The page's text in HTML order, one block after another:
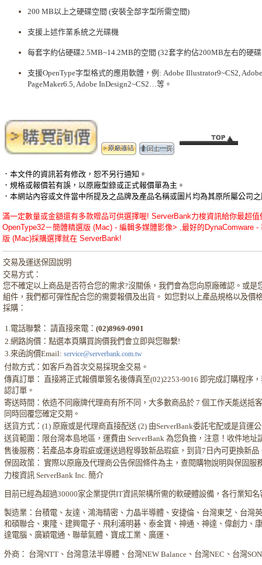
200 MB以上之硬碟空間 (安裝全部字型所需空間)
支援上述作業系統之光碟機
每套字約佔硬碟2.5MB~14.2MB的空間 (32套字約佔200MB左右的硬
支援OpenType字型格式的應用軟體，例: Adobe Illustrator9~CS2,
PageMaker6.5, Adobe InDesign2~CS2…等。
．本文件的資訊若有修改，恕不另行通知。
．規格或報價若有誤，以原廠型錄或正式報價單為主。
．本網站內容或文件當中所提及之品牌及產品名稱或圖片均為其原所屬公司
滿一定數量或金額還有多款贈品可供選擇喔! ServerBank力梭資訊給你最超
OpenType32－簡體精選版 (Mac) - 編輯多媒體影像> ,最好的DynaComware -
版 (Mac)採購選擇就在 ServerBank!
交易及運送保固說明
交易方式：
您不確定以上商品是否符合您的需求?沒關係，我們會為您向原廠確認。或是
組件，我們都可彈性配合您的需要報價及出貨。 如您對以上產品規格以及價
採購：
1.電話聯繫： 請直接來電：(02)8969-0901
2.網路詢價：點選本頁購買詢價我們會立即與您聯繫!
3.來函詢價Email: service@serverbank.com.tw
付款方式：如客戶為首次交易採現金交易。
傳真訂單： 直接將正式報價單簽名後傳真至(02)2253-9016 即完成訂購程序
認訂單。
寄送時間：依造不同廠牌代理商有所不同，大多數商品於 7 個工作天能送抵
同時回覆您確定交期。
送貨方式：(1) 原廠或是代理商直接配送 (2) 由ServerBank委託宅配或是貨運
送貨範圍：限台灣本島地區，運費由 ServerBank 為您負擔，注意！收件地址
售後服務：若產品本身瑕疵或運送過程導致新品瑕疵，到貨7日內可更換新品
保固政策： 實際以原廠及代理商公告保固條件為主，查閱購物說明與保固服
力梭資訊 ServerBank Inc. 簡介
目前已經為超過30000家企業提供IT資訊架構所需的軟硬體設備，各行業知名
製造業：台積電、友達、鴻海精密、力晶半導體、安捷倫、台灣東芝、台灣
和碩聯合、東隆、建興電子、飛利浦明碁、泰金寶、神通、神達、偉創力、
達電腦、廣穎電通、聯華氣體、寶成工業、廣運、
外商： 台灣NTT、台灣意法半導體、台灣NEW Balance、台灣NEC、台灣